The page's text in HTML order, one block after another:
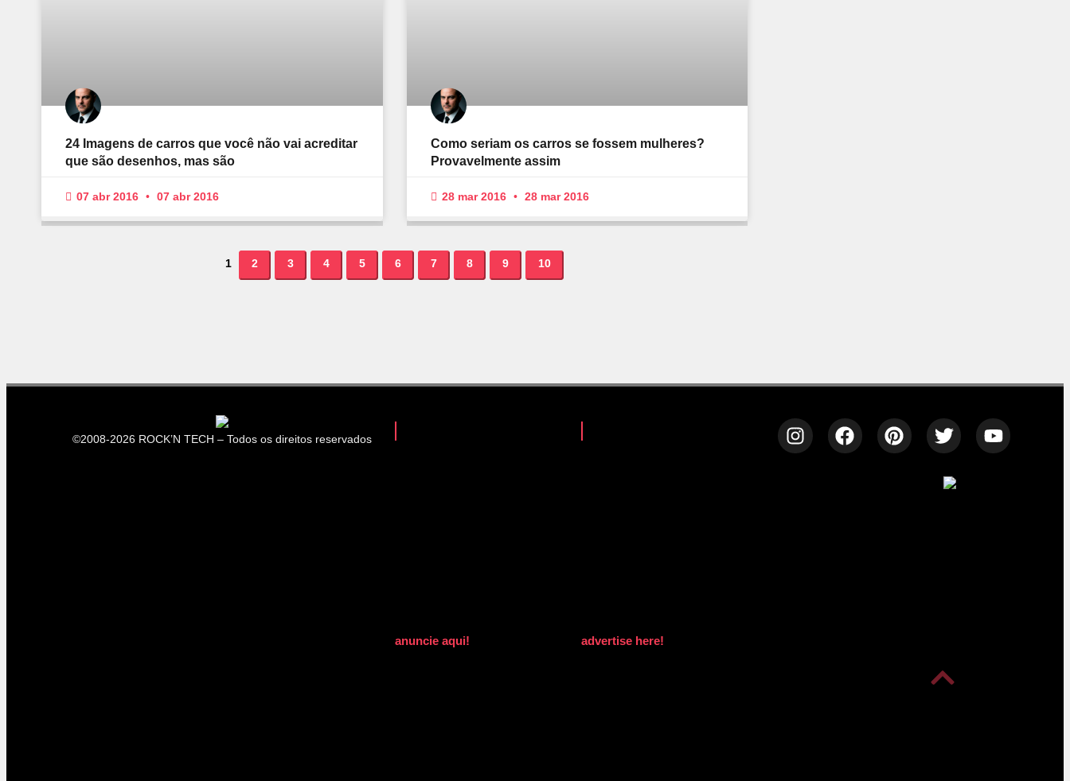
24 Imagens de carros que você não vai acreditar
que são desenhos, mas são
07 abr 2016 07 abr 2016
Como seriam os carros se fossem mulheres?
Provavelmente assim
28 mar 2016 28 mar 2016
1 2 3 4 5 6 7 8 9 10
©2008-2026 ROCK’N TECH – Todos os direitos reservados
anuncie aqui! advertise here!